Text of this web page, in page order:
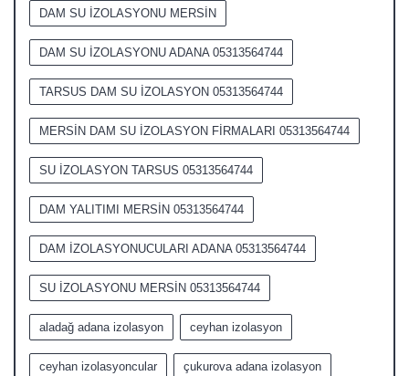
DAM SU İZOLASYONU MERSİN
DAM SU İZOLASYONU ADANA 05313564744
TARSUS DAM SU İZOLASYON 05313564744
MERSİN DAM SU İZOLASYON FİRMALARI 05313564744
SU İZOLASYON TARSUS 05313564744
DAM YALITIMI MERSİN 05313564744
DAM İZOLASYONUCULARI ADANA 05313564744
SU İZOLASYONU MERSİN 05313564744
aladağ adana izolasyon ceyhan izolasyon
ceyhan izolasyoncular çukurova adana izolasyon